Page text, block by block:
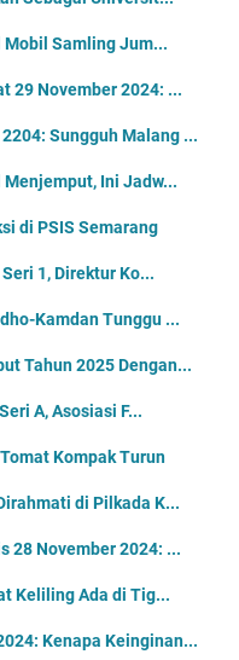
Samling Jum...
29 November 2024: ...
Sungguh Malang ...
Ini Jadw...
di PSIS Semarang
1, Direktur Ko...
Kamdan Tunggu ...
Tahun 2025 Dengan...
A, Asosiasi F...
Kompak Turun
di Pilkada K...
28 November 2024: ...
Keliling Ada di Tig...
Kenapa Keinginan...